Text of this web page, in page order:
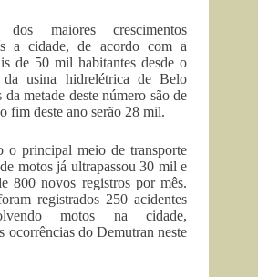
maiores crescimentos
a cidade, de acordo com a
de 50 mil habitantes desde o
usina hidrelétrica de Belo
metade deste número são de
fim deste ano serão 28 mil.
o principal meio de transporte
motos já ultrapassou 30 mil e
800 novos registros por mês.
registrados 250 acidentes
motos na cidade,
ocorrências do Demutran neste